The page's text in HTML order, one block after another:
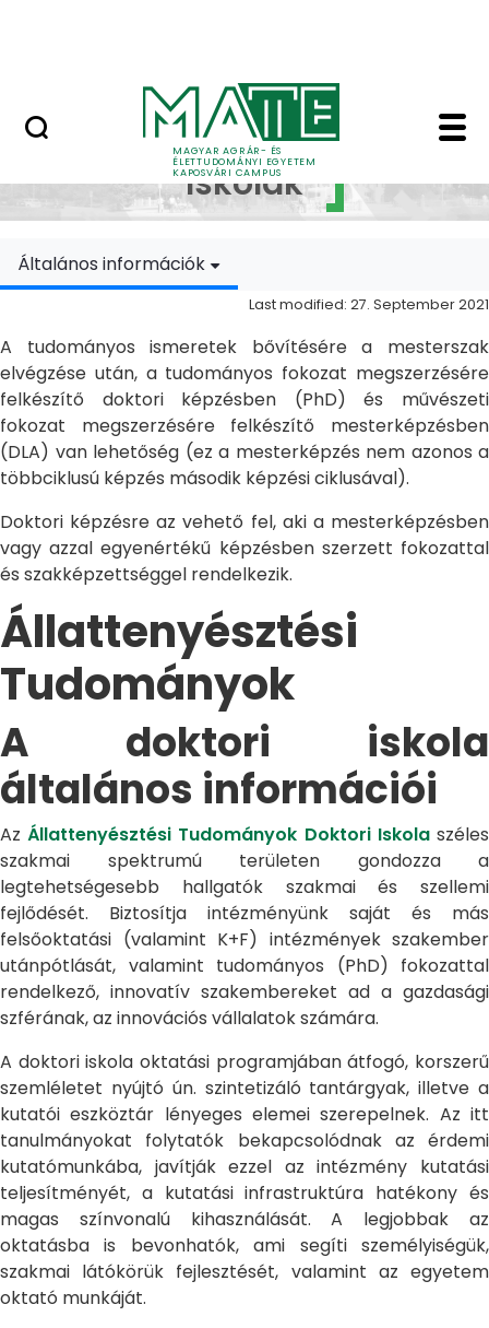
MAGYAR AGRÁR- ÉS
ÉLETTUDOMÁNYI EGYETEM
KAPOSVÁRI CAMPUS
Doktori Iskolák -
Doktori
Iskolák
Általános információk
Last modified: 27. September 2021
A tudományos ismeretek bővítésére a mesterszak
elvégzése után, a tudományos fokozat megszerzésére
felkészítő doktori képzésben (PhD) és művészeti
fokozat megszerzésére felkészítő mesterképzésben
(DLA) van lehetőség (ez a mesterképzés nem azonos a
többciklusú képzés második képzési ciklusával).
Doktori képzésre az vehető fel, aki a mesterképzésben
vagy azzal egyenértékű képzésben szerzett fokozattal
és szakképzettséggel rendelkezik.
Állattenyésztési
Tudományok
A doktori iskola
általános információi
AzÁllattenyésztési Tudományok Doktori Iskolaszéles
szakmai spektrumú területen gondozza a
legtehetségesebb hallgatók szakmai és szellemi
fejlődését. Biztosítja intézményünk saját és más
felsőoktatási (valamint K+F) intézmények szakember
utánpótlását, valamint tudományos (PhD) fokozattal
rendelkező, innovatív szakembereket ad a gazdasági
szférának, az innovációs vállalatok számára.
A doktori iskola oktatási programjában átfogó, korszerű
szemléletet nyújtó ún. szintetizáló tantárgyak, illetve a
kutatói eszköztár lényeges elemei szerepelnek. Az itt
tanulmányokat folytatók bekapcsolódnak az érdemi
kutatómunkába, javítják ezzel az intézmény kutatási
teljesítményét, a kutatási infrastruktúra hatékony és
magas színvonalú kihasználását. A legjobbak az
oktatásba is bevonhatók, ami segíti személyiségük,
szakmai látókörük fejlesztését, valamint az egyetem
oktató munkáját.